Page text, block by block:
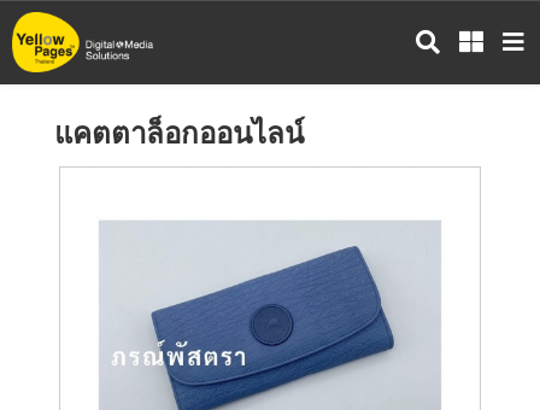
ข้าม
ไป
แคตตาล็อกออนไลน์